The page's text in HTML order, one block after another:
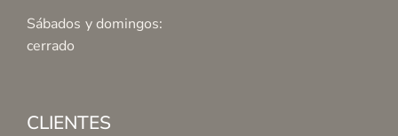
Sábados y domingos:
cerrado
CLIENTES